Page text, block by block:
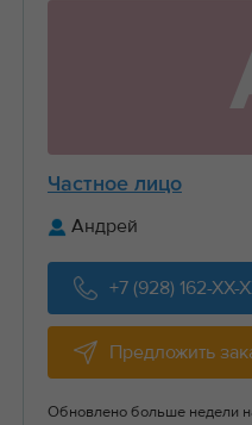
Частное лицо
Андрей
+7 (928) 162-XX-
Предложить
Обновлено больше недели